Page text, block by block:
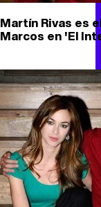
Martín Rivas es
Marcos en 'El